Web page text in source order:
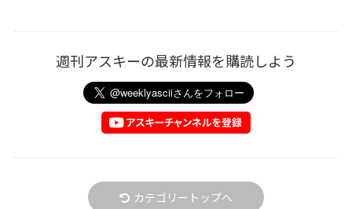
週刊アスキーの最新情報を購読しよう
カテゴリートップへ